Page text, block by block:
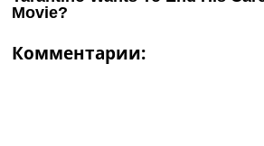
Комментарии: